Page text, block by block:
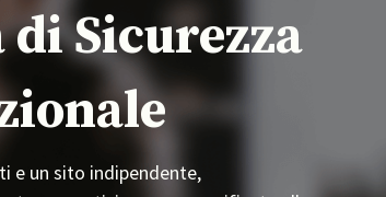
di Sicurezza
e un sito indipendente,